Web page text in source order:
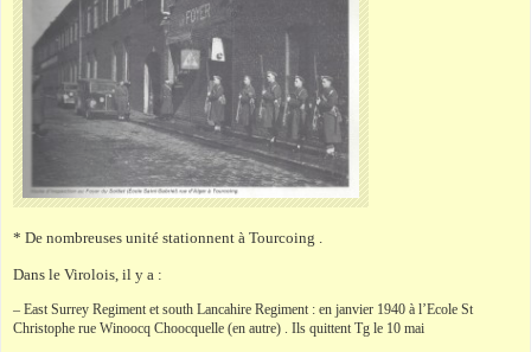
* De nombreuses unité stationnent à Tourcoing .
Dans le Virolois, il y a :
– East Surrey Regiment et south Lancahire Regiment : en janvier 1940 à l’Ecole St
Christophe rue Winoocq Choocquelle (en autre) . Ils quittent Tg le 10 mai